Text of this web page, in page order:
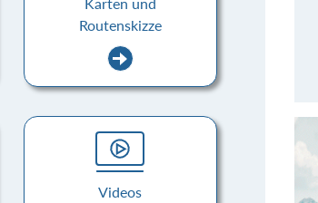
Routenskizze
Videos